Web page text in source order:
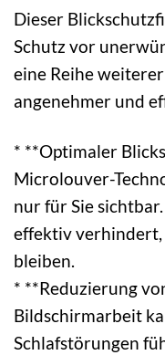
Dieser
Schutz vor
eine Reihe
angenehmer und
* **Optimaler
Microlouver-
nur für Sie
effektiv verhindert,
bleiben.
* **Reduzierung
Bildschirmarbeit
Schlafstörungen